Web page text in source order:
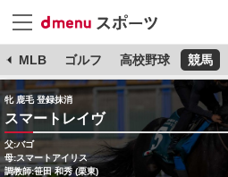
MLB ゴルフ 高校野球 競馬
牝 鹿毛 登録抹消
スマートレイヴ
父:バゴ
母:スマートアイリス
調教師:笹田 和秀 (栗東)